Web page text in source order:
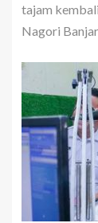
tajam
Nagori Banjar